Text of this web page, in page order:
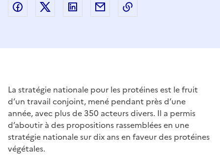
Partager sur Facebook
Partager sur Twitter
Partager sur LinkedIn
Partager par email
La stratégie nationale pour les protéines est le fruit
d’un travail conjoint, mené pendant près d’une
année, avec plus de 350 acteurs divers. Il a permis
d’aboutir à des propositions rassemblées en une
stratégie nationale sur dix ans en faveur des protéines
végétales.